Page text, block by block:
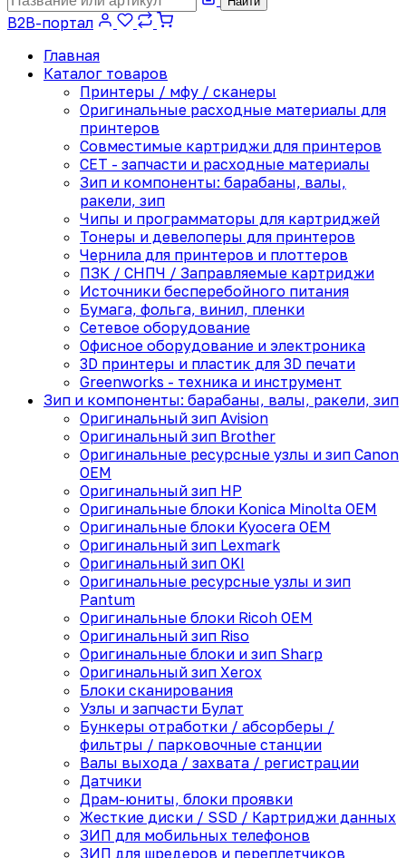
B2B-портал
Главная
Каталог товаров
Принтеры / мфу / сканеры
Оригинальные расходные материалы для
принтеров
Совместимые картриджи для принтеров
CET - запчасти и расходные материалы
Зип и компоненты: барабаны, валы,
ракели, зип
Чипы и программаторы для картриджей
Тонеры и девелоперы для принтеров
Чернила для принтеров и плоттеров
ПЗК / СНПЧ / Заправляемые картриджи
Источники бесперебойного питания
Бумага, фольга, винил, пленки
Сетевое оборудование
Офисное оборудование и электроника
3D принтеры и пластик для 3D печати
Greenworks - техника и инструмент
Зип и компоненты: барабаны, валы, ракели, зип
Оригинальный зип Avision
Оригинальный зип Brother
Оригинальные ресурсные узлы и зип Canon
OEM
Оригинальный зип HP
Оригинальные блоки Konica Minolta OEM
Оригинальные блоки Kyocera OEM
Оригинальный зип Lexmark
Оригинальный зип OKI
Оригинальные ресурсные узлы и зип
Pantum
Оригинальные блоки Ricoh OEM
Оригинальный зип Riso
Оригинальные блоки и зип Sharp
Оригинальный зип Xerox
Блоки сканирования
Узлы и запчасти Булат
Бункеры отработки / абсорберы /
фильтры / парковочные станции
Валы выхода / захвата / регистрации
Датчики
Драм-юниты, блоки проявки
Жесткие диски / SSD / Картриджи данных
ЗИП для мобильных телефонов
ЗИП для шредеров и переплетчиков